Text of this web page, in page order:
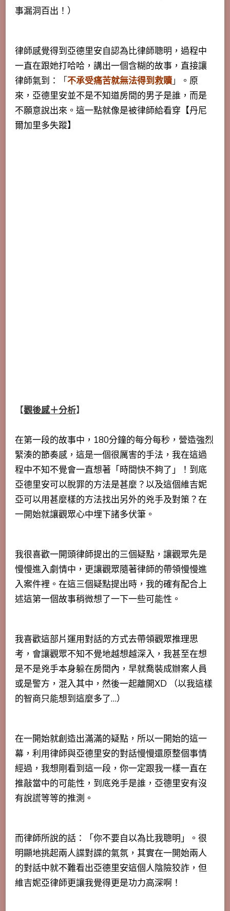
事漏洞百出！）
律師感覺得到亞德里安自認為比律師聰明，過程中
一直在跟她打哈哈，講出一個含糊的故事，直接讓
律師氣到：
「不承受痛苦就無法得到救贖」
。原
來，亞德里安並不是不知道房間的男子是誰，而是
不願意說出來。這一點就像是被律師給看穿【丹尼
爾加里多失蹤】
【觀後感＋分析】
在第一段的故事中，180分鐘的每分每秒，營造強烈
緊湊的節奏感，這是一個很厲害的手法，我在這過
程中不知不覺會一直想著「時間快不夠了」！到底
亞德里安可以脫罪的方法是甚麼？以及這個維吉妮
亞可以用甚麼樣的方法找出另外的兇手及對策？在
一開始就讓觀眾心中埋下諸多伏筆。
我很喜歡一開頭律師提出的三個疑點，讓觀眾先是
慢慢進入劇情中，更讓觀眾隨著律師的帶領慢慢進
入案件裡。在這三個疑點提出時，我的確有配合上
述這第一個故事稍微想了一下一些可能性。
我喜歡這部片運用對話的方式去帶領觀眾推理思
考，會讓觀眾不知不覺地越想越深入，我甚至在想
是不是兇手本身躲在房間內，早就喬裝成辦案人員
或是警方，混入其中，然後一起離開XD （以我這樣
的智商只能想到這麼多了…）
在一開始就創造出滿滿的疑點，所以一開始的這一
幕，利用律師與亞德里安的對話慢慢還原整個事情
經過，我想剛看到這一段，你一定跟我一樣一直在
推敲當中的可能性，到底兇手是誰，亞德里安有沒
有說謊等等的推測。
而律師所說的話：「你不要自以為比我聰明」。很
明顯地挑起兩人諜對諜的氣氛，其實在一開始兩人
的對話中就不難看出亞德里安這個人陰險狡詐，但
維吉妮亞律師更讓我覺得更是功力高深啊！